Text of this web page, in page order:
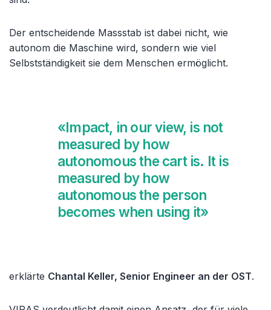
Der entscheidende Massstab ist dabei nicht, wie
autonom die Maschine wird, sondern wie viel
Selbstständigkeit sie dem Menschen ermöglicht.
«Impact, in our view, is not
measured by how
autonomous the cart is. It is
measured by how
autonomous the person
becomes when using it»
erklärte Chantal Keller, Senior Engineer an der OST.